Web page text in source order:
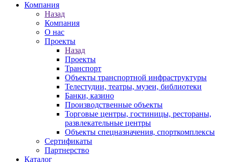
Компания
Назад
Компания
О нас
Проекты
Назад
Проекты
Транспорт
Объекты транспортной инфраструктуры
Телестудии, театры, музеи, библиотеки
Банки, казино
Производственные объекты
Торговые центры, гостиницы, рестораны,
развлекательные центры
Объекты спецназначения, спорткомплексы
Сертификаты
Партнерство
Каталог